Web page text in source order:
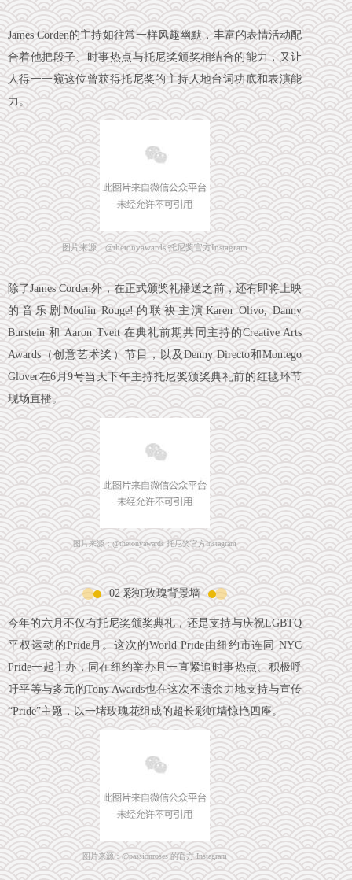
James Corden的主持如往常一样风趣幽默，丰富的表情活动配
合着他把段子、时事热点与托尼奖颁奖相结合的能力，又让
人得一一窥这位曾获得托尼奖的主持人地台词功底和表演能
力。
图片来源：@thetonyawards 托尼奖官方Instagram
除了James Corden外，在正式颁奖礼播送之前，还有即将上映
的音乐剧Moulin Rouge!的联袂主演Karen Olivo, Danny
Burstein 和 Aaron Tveit 在典礼前期共同主持的Creative Arts
Awards（创意艺术奖）节目，以及Denny Directo和Montego
Glover在6月9号当天下午主持托尼奖颁奖典礼前的红毯环节
现场直播。
图片来源：@thetonyawards 托尼奖官方Instagram
02 彩虹玫瑰背景墙
今年的六月不仅有托尼奖颁奖典礼，还是支持与庆祝LGBTQ
平权运动的Pride月。这次的World Pride由纽约市连同 NYC
Pride一起主办，同在纽约举办且一直紧追时事热点、积极呼
吁平等与多元的Tony Awards也在这次不遗余力地支持与宣传
“Pride”主题，以一堵玫瑰花组成的超长彩虹墙惊艳四座。
图片来源：@passionroses 的官方 Instagram